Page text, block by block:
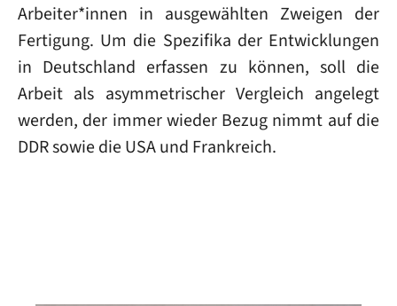
Arbeiter*innen in ausgewählten Zweigen der
Fertigung. Um die Spezifika der Entwicklungen
in Deutschland erfassen zu können, soll die
Arbeit als asymmetrischer Vergleich angelegt
werden, der immer wieder Bezug nimmt auf die
DDR sowie die USA und Frankreich.